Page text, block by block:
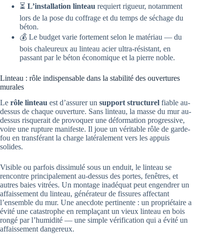
⏳ L’installation linteau requiert rigueur, notamment
lors de la pose du coffrage et du temps de séchage du
béton.
💰 Le budget varie fortement selon le matériau — du
bois chaleureux au linteau acier ultra-résistant, en
passant par le béton économique et la pierre noble.
Linteau : rôle indispensable dans la stabilité des ouvertures
murales
Le rôle linteau est d’assurer un support structurel fiable au-
dessus de chaque ouverture. Sans linteau, la masse du mur au-
dessus risquerait de provoquer une déformation progressive,
voire une rupture manifeste. Il joue un véritable rôle de garde-
fou en transférant la charge latéralement vers les appuis
solides.
Visible ou parfois dissimulé sous un enduit, le linteau se
rencontre principalement au-dessus des portes, fenêtres, et
autres baies vitrées. Un montage inadéquat peut engendrer un
affaissement du linteau, générateur de fissures affectant
l’ensemble du mur. Une anecdote pertinente : un propriétaire a
évité une catastrophe en remplaçant un vieux linteau en bois
rongé par l’humidité — une simple vérification qui a évité un
affaissement dangereux.